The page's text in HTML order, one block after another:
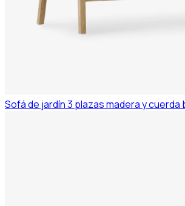
Sofá de jardín 3 plazas madera y cuerda